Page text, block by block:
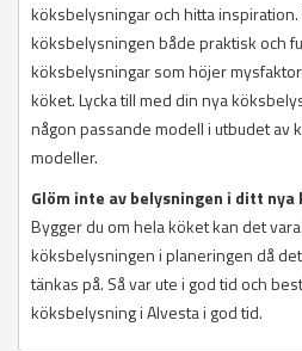
köksbelysningar och hitta
köksbelysningen både praktisk och
köksbelysningar som höjer
köket. Lycka till med din nya
någon passande modell i utbudet av
modeller.
Glöm inte av belysningen i ditt nya
Bygger du om hela köket kan det
köksbelysningen i planeringen då
tänkas på. Så var ute i god tid och
köksbelysning i Alvesta i god tid.